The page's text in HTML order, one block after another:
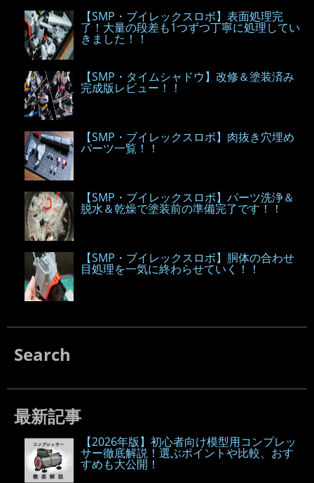
【SMP・ブイレックスロボ】表面処理完
了！大量の段差も1つずつ丁寧に処理してい
きました！！
【SMP・タイムシャドウ】改修＆塗装済み
完成版レビュー！！
【SMP・ブイレックスロボ】肉抜き穴埋め
パーツ一覧！！
【SMP・ブイレックスロボ】パーツ洗浄＆
脱水＆乾燥で塗装前の準備完了です！！
【SMP・ブイレックスロボ】胴体の合わせ
目処理を一気に終わらせていく！！
Search
最新記事
【2026年版】初心者向け模型用コンプレッ
サー徹底解説！選ぶポイントや比較、おす
すめも大公開！